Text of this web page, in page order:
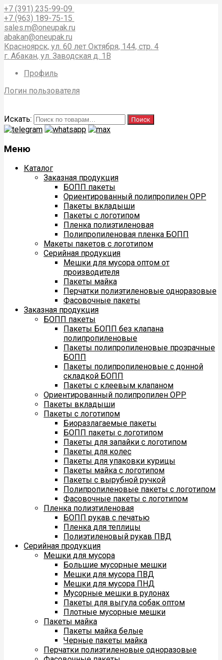
+7 (391) 235-99-09
+7 (963) 189-75-15
sales.m@oneupak.ru
abakan@oneupak.ru
Красноярск, ул. 60 лет Октября, 144, стр. 4
г. Абакан, ул. Заводская д. 1В
Профиль
Логин пользователя
Искать: Поиск
Меню
Каталог
Заказная продукция
БОПП пакеты
Ориентированный полипропилен ОРР
Пакеты вкладыши
Пакеты с логотипом
Пленка полиэтиленовая
Полипропиленовая пленка БОПП
Макеты пакетов с логотипом
Серийная продукция
Мешки для мусора оптом от
производителя
Пакеты майка
Перчатки полиэтиленовые одноразовые
Фасовочные пакеты
Заказная продукция
БОПП пакеты
Пакеты БОПП без клапана
полипропиленовые
Пакеты полипропиленовые прозрачные
БОПП
Пакеты полипропиленовые с донной
складкой БОПП
Пакеты с клеевым клапаном
Ориентированный полипропилен ОРР
Пакеты вкладыши
Пакеты с логотипом
Биоразлагаемые пакеты
БОПП пакеты с логотипом
Пакеты для запайки с логотипом
Пакеты для колес
Пакеты для упаковки курицы
Пакеты майка с логотипом
Пакеты с вырубной ручкой
Полипропиленовые пакеты с логотипом
Фасовочные пакеты с логотипом
Пленка полиэтиленовая
БОПП рукав с печатью
Пленка для теплицы
Полиэтиленовый рукав ПВД
Серийная продукция
Мешки для мусора
Большие мусорные мешки
Мешки для мусора ПВД
Мешки для мусора ПНД
Мусорные мешки в рулонах
Пакеты для выгула собак оптом
Плотные мусорные мешки
Пакеты майка
Пакеты майка белые
Черные пакеты майка
Перчатки полиэтиленовые одноразовые